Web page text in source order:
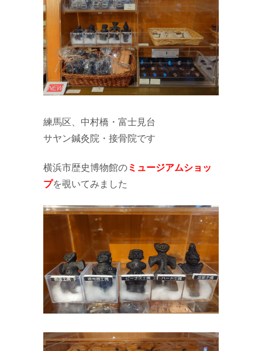
練馬区、中村橋・富士見台
サヤン鍼灸院・接骨院です
横浜市歴史博物館のミュージアムショッ
プを覗いてみました